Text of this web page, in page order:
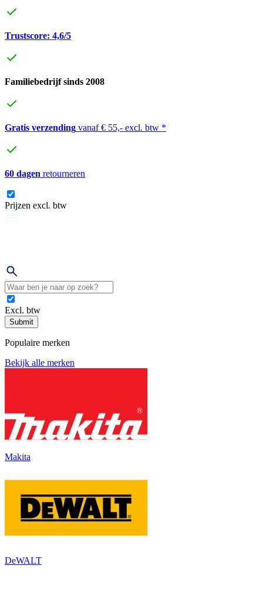
Trustscore: 4,6/5
Familiebedrijf sinds 2008
Gratis verzending vanaf € 55,- excl. btw *
60 dagen retourneren
Prijzen excl. btw
Excl. btw
Submit
Populaire merken
Bekijk alle merken
Makita
DeWALT